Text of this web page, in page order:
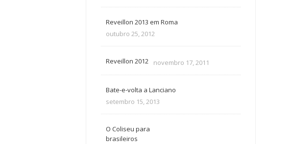
Reveillon 2013 em Roma
outubro 25, 2012
Reveillon 2012 novembro 17, 2011
Bate-e-volta a Lanciano
setembro 15, 2013
O Coliseu para
brasileiros